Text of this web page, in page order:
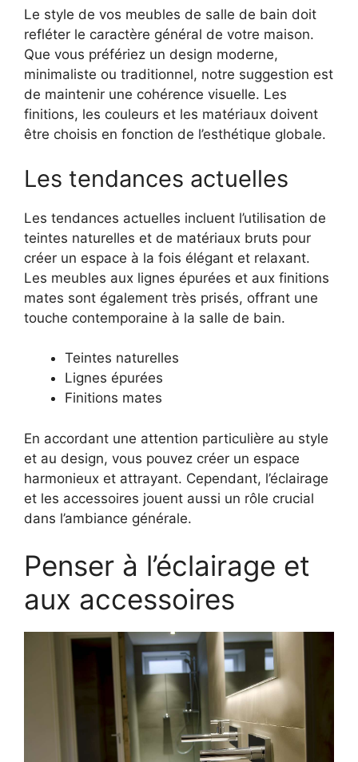
Le style de vos meubles de salle de bain doit
refléter le caractère général de votre maison.
Que vous préfériez un design moderne,
minimaliste ou traditionnel, notre suggestion est
de maintenir une cohérence visuelle. Les
finitions, les couleurs et les matériaux doivent
être choisis en fonction de l’esthétique globale.
Les tendances actuelles
Les tendances actuelles incluent l’utilisation de
teintes naturelles et de matériaux bruts pour
créer un espace à la fois élégant et relaxant.
Les meubles aux lignes épurées et aux finitions
mates sont également très prisés, offrant une
touche contemporaine à la salle de bain.
Teintes naturelles
Lignes épurées
Finitions mates
En accordant une attention particulière au style
et au design, vous pouvez créer un espace
harmonieux et attrayant. Cependant, l’éclairage
et les accessoires jouent aussi un rôle crucial
dans l’ambiance générale.
Penser à l’éclairage et
aux accessoires